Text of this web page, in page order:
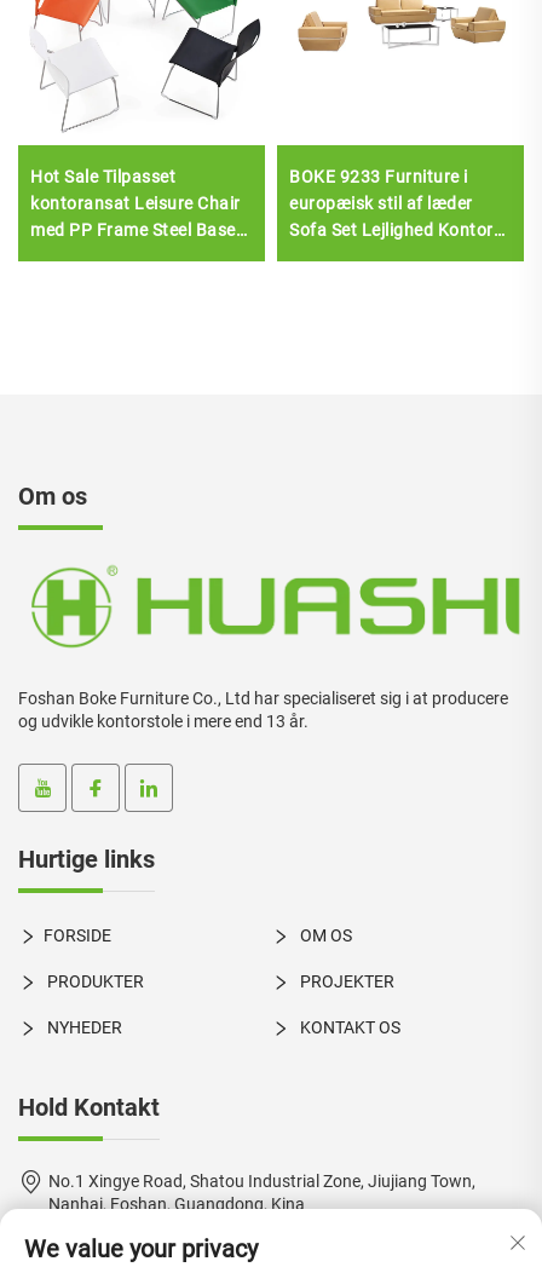
Hot Sale Tilpasset
kontoransat Leisure Chair
med PP Frame Steel Base
BOKE 9233 Furniture i
europæisk stil af læder
Sofa Set Lejlighed Kontor
Om os
Foshan Boke Furniture Co., Ltd har specialiseret sig i at producere
og udvikle kontorstole i mere end 13 år.
Hurtige links
FORSIDE OM OS
PRODUKTER PROJEKTER
NYHEDER KONTAKT OS
Hold Kontakt
No.1 Xingye Road, Shatou Industrial Zone, Jiujiang Town,
Nanhai, Foshan, Guangdong, Kina
+86-18924550960
We value your privacy